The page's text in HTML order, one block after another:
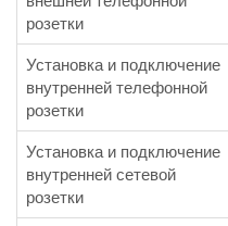
розетки
Установка и подключение
внутренней телефонной
розетки
Установка и подключение
внутренней сетевой
розетки